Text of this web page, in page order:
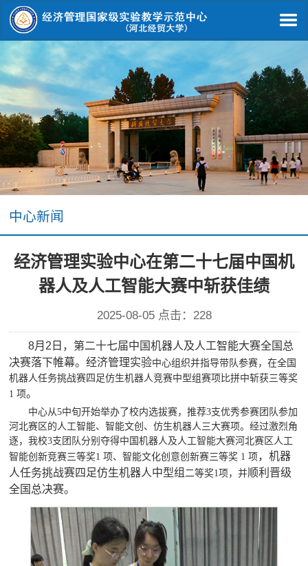
中心新闻
经济管理实验中心在第二十七届中国机
器人及人工智能大赛中斩获佳绩
2025-08-05 点击： 228
8月2日 ，第二十七届中国机器人及人工智能大赛全国总
决赛落下帷幕。经济管理实验中心组织并指导带队参赛，在全国
机器人任务挑战赛四足仿生机器人竞赛中型组赛项比拼中斩获三等奖
1 项。
中心从5中旬开始举办了校内选拔赛，推荐3支优秀参赛团队参加
河北赛区的人工智能、智能文创、仿生机器人三大赛项。经过激烈角
逐，我校3支团队分别夺得中国机器人及人工智能大赛河北赛区人工
智能创新竞赛三等奖1 项、智能文化创意创新赛三等奖 1 项 ，机器
人任务挑战赛四足仿生机器人中型组 二等奖1项，并顺利晋级
全国总决赛。